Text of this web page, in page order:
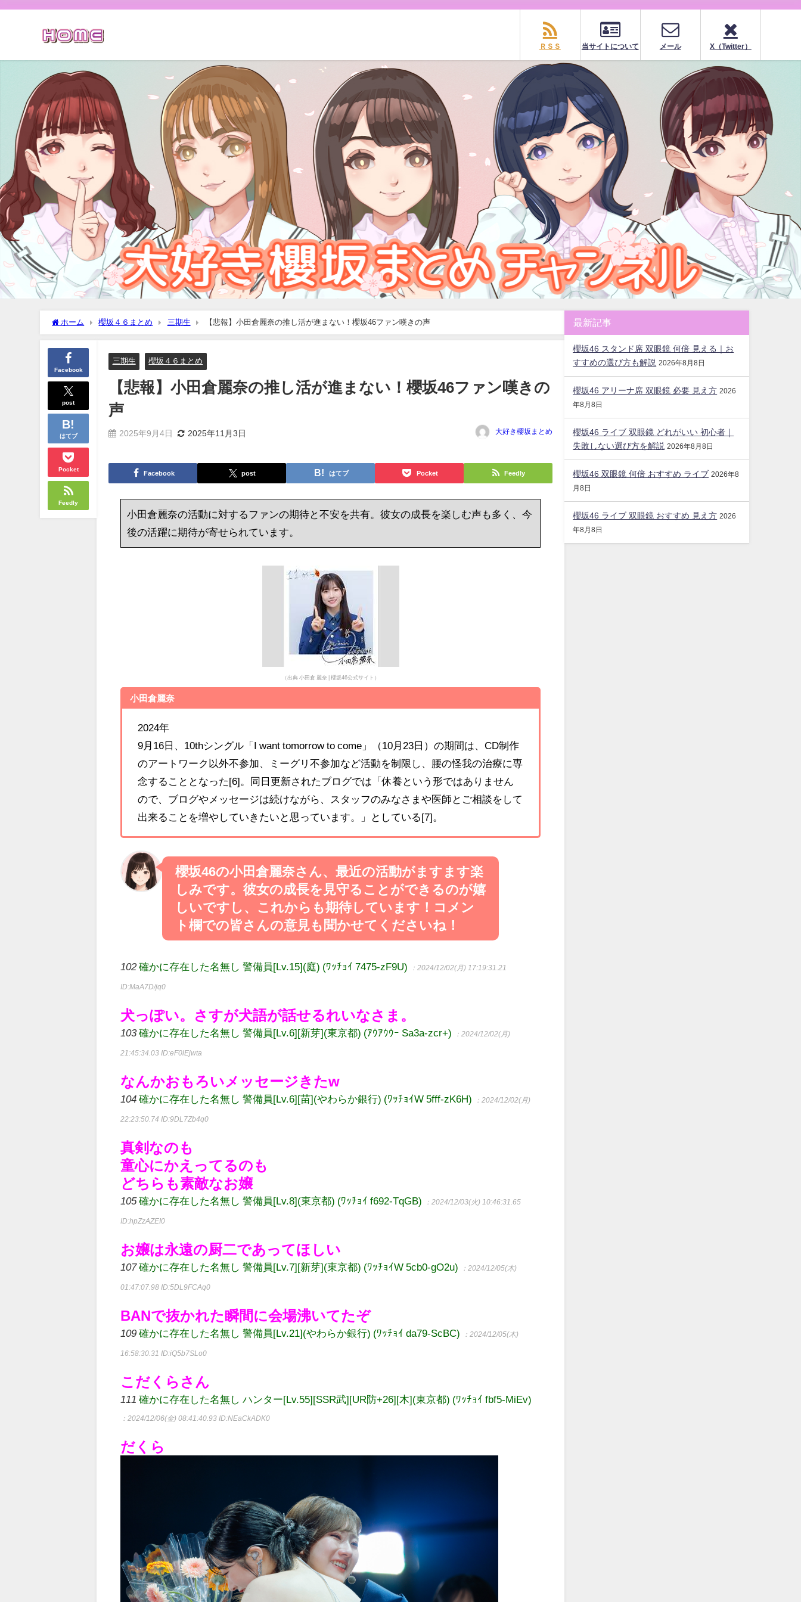
ＲＳＳ 当サイトについて メール X（Twitter）
ホーム 櫻坂４６まとめ 三期生 【悲報】小田倉麗奈の推し活が進まない！櫻坂46ファン嘆きの声
Facebook
post
はてブ
Pocket
Feedly
三期生 櫻坂４６まとめ
【悲報】小田倉麗奈の推し活が進まない！櫻坂46ファン嘆きの
声
2025年9月4日 2025年11月3日 大好き櫻坂まとめ
Facebook post はてブ Pocket Feedly
小田倉麗奈の活動に対するファンの期待と不安を共有。彼女の成長を楽しむ声も多く、今
後の活躍に期待が寄せられています。
（出典 小田倉 麗奈 | 櫻坂46公式サイト）
小田倉麗奈
2024年
9月16日、10thシングル「I want tomorrow to come」（10月23日）の期間は、CD制作
のアートワーク以外不参加、ミーグリ不参加など活動を制限し、腰の怪我の治療に専
念することとなった[6]。同日更新されたブログでは「休養という形ではありません
ので、ブログやメッセージは続けながら、スタッフのみなさまや医師とご相談をして
出来ることを増やしていきたいと思っています。」としている[7]。
櫻坂46の小田倉麗奈さん、最近の活動がますます楽
しみです。彼女の成長を見守ることができるのが嬉
しいですし、これからも期待しています！コメン
ト欄での皆さんの意見も聞かせてくださいね！
102 確かに存在した名無し 警備員[Lv.15](庭) (ﾜｯﾁｮｲ 7475-zF9U) ：2024/12/02(月) 17:19:31.21
ID:MaA7D/jq0
犬っぽい。さすが犬語が話せるれいなさま。
103 確かに存在した名無し 警備員[Lv.6][新芽](東京都) (ｱｳｱｳｳｰ Sa3a-zcr+) ：2024/12/02(月)
21:45:34.03ID:eF0lEjwta
なんかおもろいメッセージきたw
104 確かに存在した名無し 警備員[Lv.6][苗](やわらか銀行) (ﾜｯﾁｮｲW 5fff-zK6H) ：2024/12/02(月)
22:23:50.74ID:9DL7Zb4q0
真剣なのも
童心にかえってるのも
どちらも素敵なお嬢
105 確かに存在した名無し 警備員[Lv.8](東京都) (ﾜｯﾁｮｲ f692-TqGB) ：2024/12/03(火) 10:46:31.65
ID:hpZzAZEI0
お嬢は永遠の厨二であってほしい
107 確かに存在した名無し 警備員[Lv.7][新芽](東京都) (ﾜｯﾁｮｲW 5cb0-gO2u) ：2024/12/05(木)
01:47:07.98ID:5DL9FCAq0
BANで抜かれた瞬間に会場沸いてたぞ
109 確かに存在した名無し 警備員[Lv.21](やわらか銀行) (ﾜｯﾁｮｲ da79-ScBC) ：2024/12/05(木)
16:58:30.31ID:iQ5b7SLo0
こだくらさん
111 確かに存在した名無し ハンター[Lv.55][SSR武][UR防+26][木](東京都) (ﾜｯﾁｮｲ fbf5-MiEv)
：2024/12/06(金) 08:41:40.93ID:NEaCkADK0
だくら
最新記事
櫻坂46 スタンド席 双眼鏡 何倍 見える｜お
すすめの選び方も解説 2026年8月8日
櫻坂46 アリーナ席 双眼鏡 必要 見え方 2026
年8月8日
櫻坂46 ライブ 双眼鏡 どれがいい 初心者｜
失敗しない選び方を解説 2026年8月8日
櫻坂46 双眼鏡 何倍 おすすめ ライブ 2026年8
月8日
櫻坂46 ライブ 双眼鏡 おすすめ 見え方 2026
年8月8日